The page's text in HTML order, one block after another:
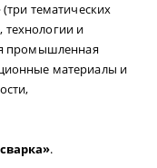
(три тематических
и
промышленная
материалы и
.